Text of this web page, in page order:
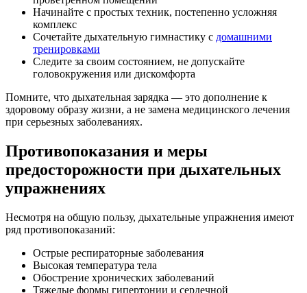
Начинайте с простых техник, постепенно усложняя
комплекс
Сочетайте дыхательную гимнастику с домашними
тренировками
Следите за своим состоянием, не допускайте
головокружения или дискомфорта
Помните, что дыхательная зарядка — это дополнение к
здоровому образу жизни, а не замена медицинского лечения
при серьезных заболеваниях.
Противопоказания и меры
предосторожности при дыхательных
упражнениях
Несмотря на общую пользу, дыхательные упражнения имеют
ряд противопоказаний:
Острые респираторные заболевания
Высокая температура тела
Обострение хронических заболеваний
Тяжелые формы гипертонии и сердечной